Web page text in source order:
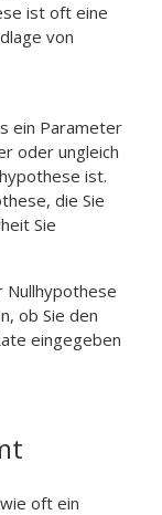
ist oft eine
von
ein Parameter
oder ungleich
ist.
die Sie
Sie
Nullhypothese
ob Sie den
eingegeben
oft ein